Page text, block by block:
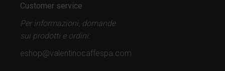
Customer service
Per informazioni, domande
sui prodotti e ordini:
eshop@valentinocaffespa.com